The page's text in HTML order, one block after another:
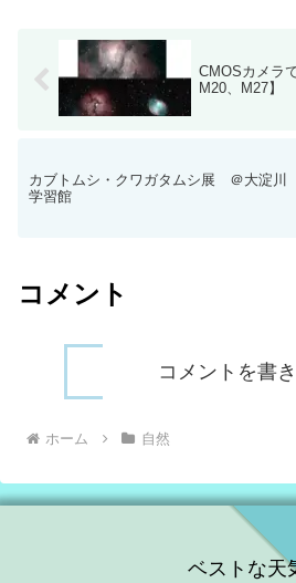
CMOSカメラ
M20、M27】
カブトムシ・クワガタムシ展 ＠大淀川
学習館
コメント
コメントを書
ホーム 自然
ベストな天